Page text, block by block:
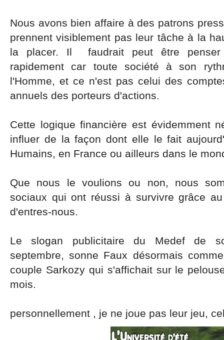
Nous avons bien affaire à des patrons
prennent visiblement pas leur tâche à la
la placer. Il faudrait peut être penser
rapidement car toute société à son
l'Homme, et ce n'est pas celui des
annuels des porteurs d'actions.
Cette logique financière est évidemment
influer de la façon dont elle le fait
Humains, en France ou ailleurs dans le
Que nous le voulions ou non, nous
sociaux qui ont réussi à survivre grâce
d'entres-nous.
Le slogan publicitaire du Medef de
septembre, sonne Faux désormais
couple Sarkozy qui s'affichait sur le
mois.
personnellement , je ne joue pas leur jeu,